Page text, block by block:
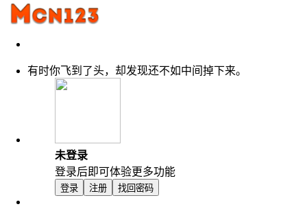
有时你飞到了头，却发现还不如中间掉下来。
未登录
登录后即可体验更多功能
登录 注册 找回密码